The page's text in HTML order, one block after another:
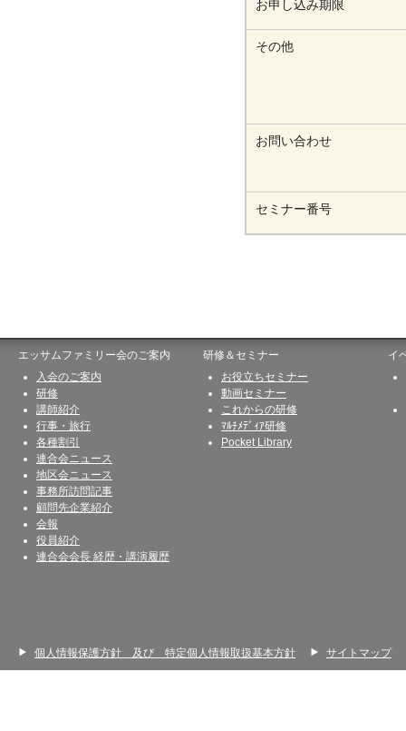
お申し込み期限
その他
お問い合わせ
セミナー番号
エッサムファミリー会のご案内
入会のご案内
研修
講師紹介
行事・旅行
各種割引
連合会ニュース
地区会ニュース
事務所訪問記事
顧問先企業紹介
会報
役員紹介
連合会会長 経歴・講演履歴
研修＆セミナー
お役立ちセミナー
動画セミナー
これからの研修
ﾏﾙﾁﾒﾃﾞｨｱ研修
Pocket Library
イ
個人情報保護方針 及び 特定個人情報取扱基本方針 サイトマップ